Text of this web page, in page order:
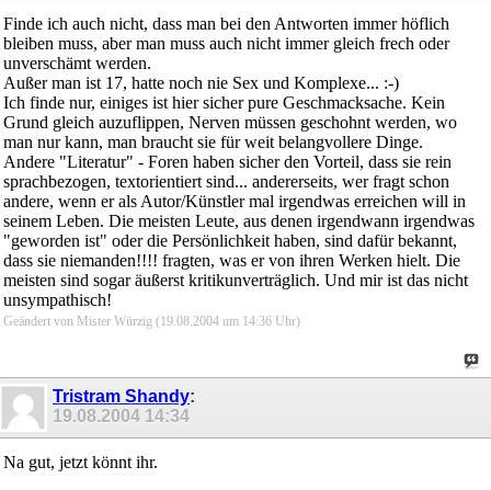
Finde ich auch nicht, dass man bei den Antworten immer höflich
bleiben muss, aber man muss auch nicht immer gleich frech oder
unverschämt werden.
Außer man ist 17, hatte noch nie Sex und Komplexe... :-)
Ich finde nur, einiges ist hier sicher pure Geschmacksache. Kein
Grund gleich auzuflippen, Nerven müssen geschohnt werden, wo
man nur kann, man braucht sie für weit belangvollere Dinge.
Andere "Literatur" - Foren haben sicher den Vorteil, dass sie rein
sprachbezogen, textorientiert sind... andererseits, wer fragt schon
andere, wenn er als Autor/Künstler mal irgendwas erreichen will in
seinem Leben. Die meisten Leute, aus denen irgendwann irgendwas
"geworden ist" oder die Persönlichkeit haben, sind dafür bekannt,
dass sie niemanden!!!! fragten, was er von ihren Werken hielt. Die
meisten sind sogar äußerst kritikunverträglich. Und mir ist das nicht
unsympathisch!
Geändert von Mister Würzig (19.08.2004 um 14:36 Uhr)
Tristram Shandy:
19.08.2004 14:34
Na gut, jetzt könnt ihr.